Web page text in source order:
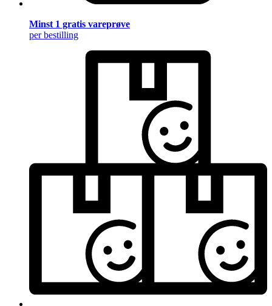
Minst 1 gratis vareprøve
per bestilling